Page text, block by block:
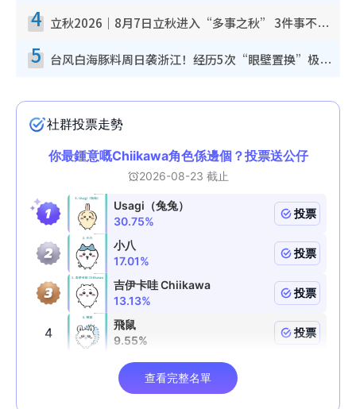
4 立秋2026｜8月7日立秋进入“多事之秋” 3件事不可做！专家教6招开运 清杂物／钱包纳气接好运
5 台风白海豚料周日袭浙江！经历5次“眼壁置换”极罕见 成登陆内地最长途台风